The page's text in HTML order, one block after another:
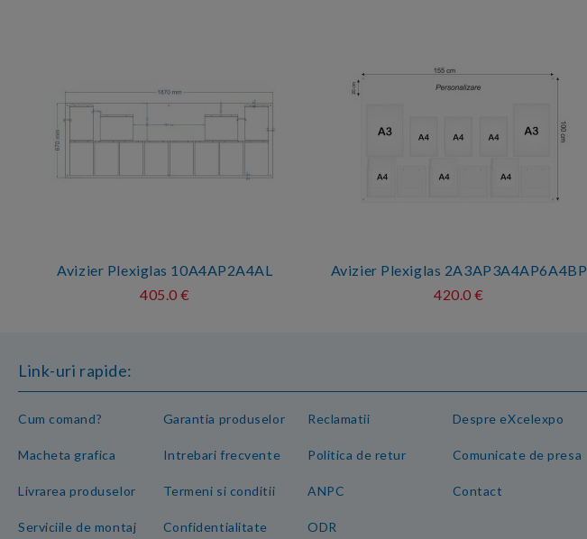
Avizier Plexiglas 10A4AP2A4AL
405.0 €
Avizier Plexiglas 2A3AP3A4AP6A4BP
420.0 €
Link-uri rapide:
Cum comand?
Macheta grafica
Livrarea produselor
Serviciile de montaj
Garantia produselor
Intrebari frecvente
Termeni si conditii
Confidentialitate
Reclamatii
Politica de retur
ANPC
ODR
Despre eXcelexpo
Comunicate de presa
Contact